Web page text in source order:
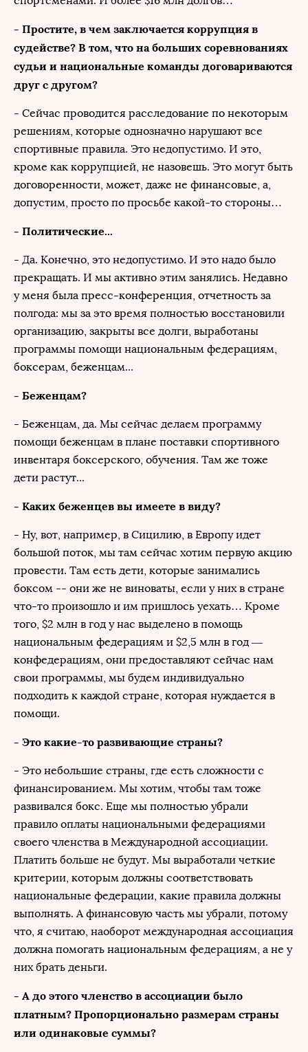
- Простите, в чем заключается коррупция в
судействе? В том, что на больших соревнованиях
судьи и национальные команды договариваются
друг с другом?
- Сейчас проводится расследование по некоторым
решениям, которые однозначно нарушают все
спортивные правила. Это недопустимо. И это,
кроме как коррупцией, не назовешь. Это могут быть
договоренности, может, даже не финансовые, а,
допустим, просто по просьбе какой-то стороны…
- Политические...
- Да. Конечно, это недопустимо. И это надо было
прекращать. И мы активно этим занялись. Недавно
у меня была пресс-конференция, отчетность за
полгода: мы за это время полностью восстановили
организацию, закрыты все долги, выработаны
программы помощи национальным федерациям,
боксерам, беженцам...
- Беженцам?
- Беженцам, да. Мы сейчас делаем программу
помощи беженцам в плане поставки спортивного
инвентаря боксерского, обучения. Там же тоже
дети растут...
- Каких беженцев вы имеете в виду?
- Ну, вот, например, в Сицилию, в Европу идет
большой поток, мы там сейчас хотим первую акцию
провести. Там есть дети, которые занимались
боксом -- они же не виноваты, если у них в стране
что-то произошло и им пришлось уехать… Кроме
того, $2 млн в год у нас выделено в помощь
национальным федерациям и $2,5 млн в год —
конфедерациям, они предоставляют сейчас нам
свои программы, мы будем индивидуально
подходить к каждой стране, которая нуждается в
помощи.
- Это какие-то развивающие страны?
- Это небольшие страны, где есть сложности с
финансированием. Мы хотим, чтобы там тоже
развивался бокс. Еще мы полностью убрали
правило оплаты национальными федерациями
своего членства в Международной ассоциации.
Платить больше не будут. Мы выработали четкие
критерии, которым должны соответствовать
национальные федерации, какие правила должны
выполнять. А финансовую часть мы убрали, потому
что, я считаю, наоборот международная ассоциация
должна помогать национальным федерациям, а не у
них брать деньги.
- А до этого членство в ассоциации было
платным? Пропорционально размерам страны
или одинаковые суммы?